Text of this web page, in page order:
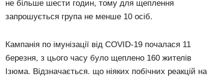
не більше шести годин, тому для щеплення
запрошується група не менше 10 осіб.
Кампанія по імунізації від COVID-19 почалася 11
березня, з цього часу було щеплено 160 жителів
Ізюма. Відзначається. що ніяких побічних реакцій на